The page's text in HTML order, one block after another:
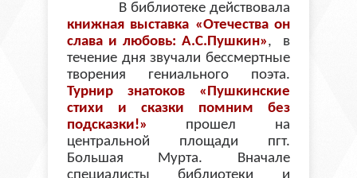
В библиотеке действовала
книжная выставка «Отечества он
слава и любовь: А.С.Пушкин», в
течение дня звучали бессмертные
творения гениального поэта.
Турнир знатоков «Пушкинские
стихи и сказки помним без
подсказки!» прошел на
центральной площади пгт.
Большая Мурта. Вначале